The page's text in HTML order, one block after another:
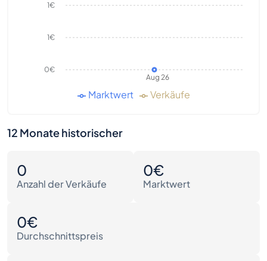
Aug 26
0€
1€
1€
Marktwert Verkäufe
12 Monate historischer
0
Anzahl der Verkäufe
0€
Marktwert
0€
Durchschnittspreis